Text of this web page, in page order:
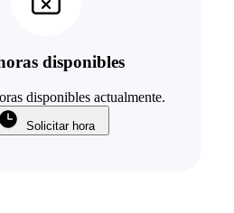
disponibles
disponibles actualmente.
Solicitar hora